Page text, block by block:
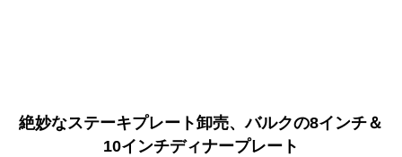
絶妙なステーキプレート卸売、バルクの8インチ＆
10インチディナープレート